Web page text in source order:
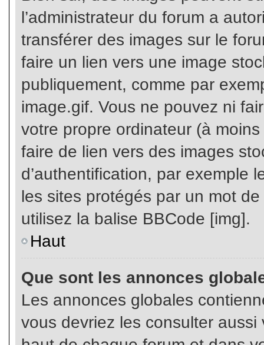
l’administrateur du forum a
transférer des images sur le
faire un lien vers une image
publiquement, comme par
image.gif. Vous ne pouvez ni
votre propre ordinateur (à
faire de lien vers des images
d’authentification, par exemple
les sites protégés par un mot
utilisez la balise BBCode [img].
Haut
Que sont les annonces
Les annonces globales
vous devriez les consulter